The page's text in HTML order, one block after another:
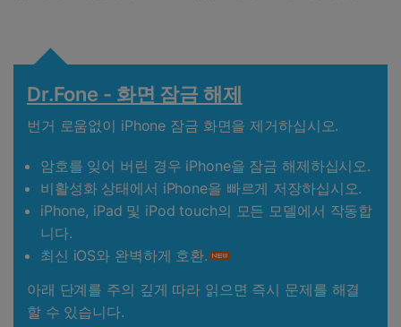
Dr.Fone - 화면 잠금 해제
번거 로움없이 iPhone 잠금 화면을 제거하십시오.
암호를 잊어 버린 경우 iPhone을 잠금 해제하십시오.
비활성화 상태에서 iPhone을 빠르게 저장하십시오.
iPhone, iPad 및 iPod touch의 모든 모델에서 작동합
니다.
최신 iOS와 완벽하게 호환.
아래 단계를 주의 깊게 따라 읽으면 즉시 문제를 해결
할 수 있습니다.